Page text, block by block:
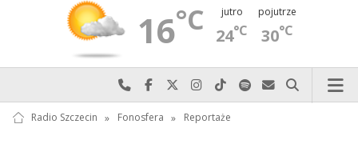
16°C jutro
24°C
pojutrze
30°C
Najlepiej po prostu do nas zadzwoń
Odwiedź nas na Facebook-u
Odwiedź nas na X
Odwiedź nas na Instagram-ie
Odwiedź nas na TikTok-u
Szukaj nas na Spotify
Wyślij do nas
Szukaj
Radio Szczecin » Fonosfera » Reportaże